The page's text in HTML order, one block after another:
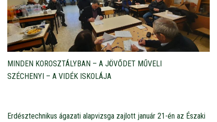
MINDEN KOROSZTÁLYBAN – A JÖVŐDET MŰVELI
SZÉCHENYI – A VIDÉK ISKOLÁJA
Erdésztechnikus ágazati alapvizsga zajlott január 21-én az Északi